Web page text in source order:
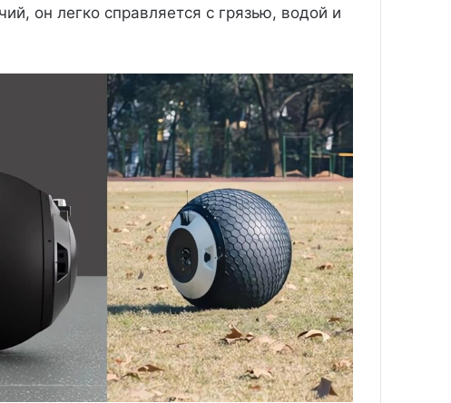
он легко справляется с грязью, водой и